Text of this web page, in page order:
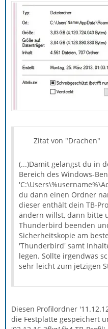
Zitat von "Drachen"
(...)Damit gelangst du in
Bereich des Windows-
du dann einen Ordner
dieser enthält dein TB-
ändern willst, dann bitte
Thunderbird beenden
Sicherheitskopie am
'Thunderbird' samt
legen. Sollte irgendwas
sehr leicht zum jetzigen
Diesen Profilordner
die Festplatte gespeichert